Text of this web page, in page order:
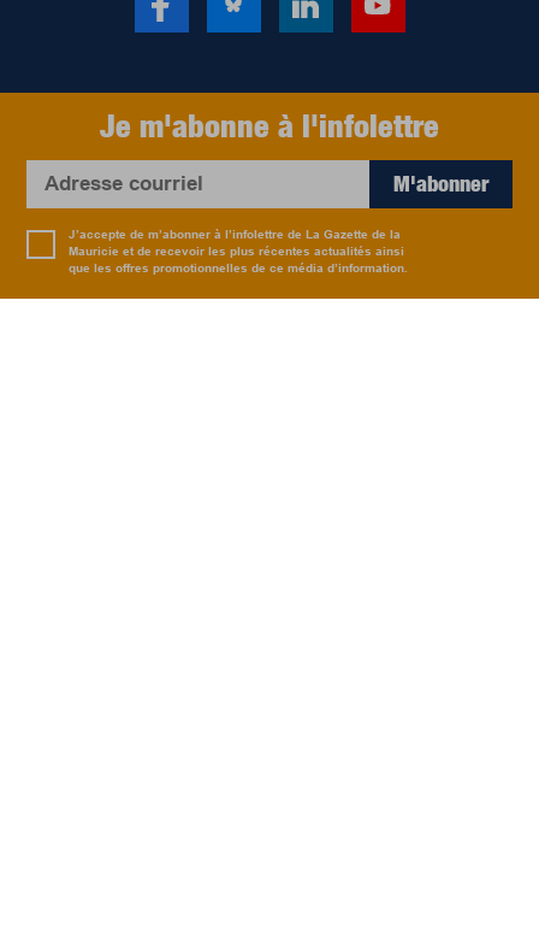
Je m'abonne à l'infolettre
M'abonner
J’accepte de m’abonner à l’infolettre de La Gazette de la
Mauricie et de recevoir les plus récentes actualités ainsi
que les offres promotionnelles de ce média d’information.